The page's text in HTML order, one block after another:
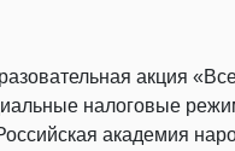
акция
налоговые
академия